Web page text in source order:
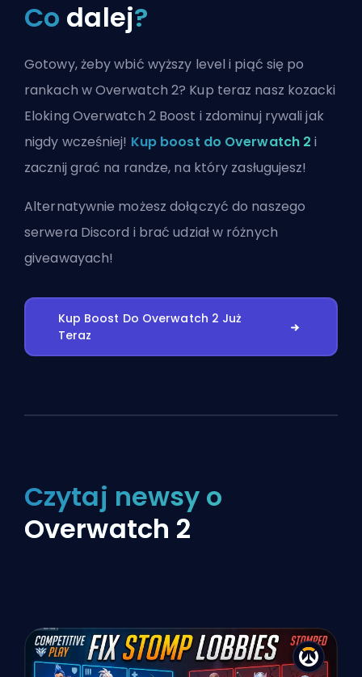
Co dalej?
Gotowy, żeby wbić wyższy level i piąć się po
rankach w Overwatch 2? Kup teraz nasz kozacki
Eloking Overwatch 2 Boost i zdominuj rywali jak
nigdy wcześniej! Kup boost do Overwatch 2 i
zacznij grać na randze, na który zasługujesz!
Alternatywnie możeszdołączyć do naszego
serwera Discord i brać udział w różnych
giveawayach!
Kup Boost Do Overwatch 2 Już
Teraz
Czytaj newsy o
Overwatch 2